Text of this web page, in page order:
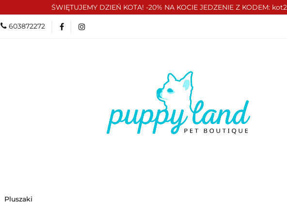
ŚWIĘTUJEMY DZIEŃ KOTA! -20% NA KOCIE JEDZENIE Z KODEM:
603872272
PROMOCJE/OUTLET 🏷️ LATO ☀️🏖️ PIES KOT
Pluszaki